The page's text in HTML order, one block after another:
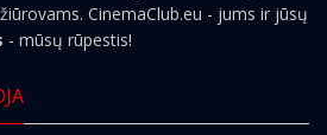
CinemaClub.eu - jums ir jūsų
- mūsų rūpestis!